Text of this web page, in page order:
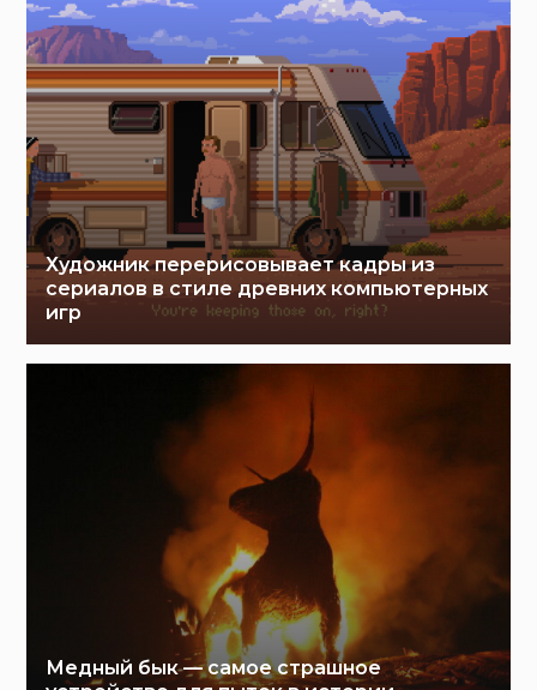
Художник перерисовывает кадры из
сериалов в стиле древних компьютерных
игр
Медный бык — самое страшное